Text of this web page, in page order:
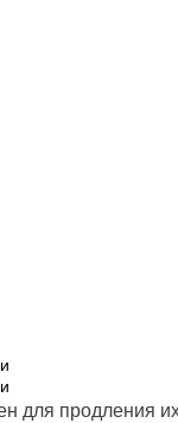
для продления